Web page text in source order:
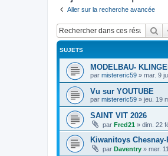
Aller sur la recherche avancée
SUJETS
MODELBAU-
par mistereric59 » mar. 9
Vu sur YOUTUBE
par mistereric59 » jeu. 19
SAINT VIT 2026
par Fred21 » dim. 22
Kiwanitoys
par Daventry » mer.